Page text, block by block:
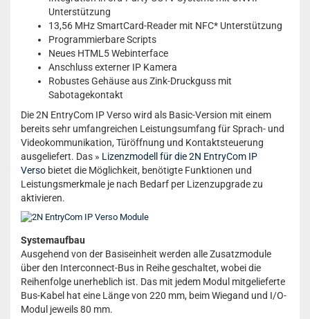
Unterstützung
13,56 MHz SmartCard-Reader mit NFC* Unterstützung
Programmierbare Scripts
Neues HTML5 Webinterface
Anschluss externer IP Kamera
Robustes Gehäuse aus Zink-Druckguss mit
Sabotagekontakt
Die 2N EntryCom IP Verso wird als Basic-Version mit einem
bereits sehr umfangreichen Leistungsumfang für Sprach- und
Videokommunikation, Türöffnung und Kontaktsteuerung
ausgeliefert. Das » Lizenzmodell für die 2N EntryCom IP
Verso bietet die Möglichkeit, benötigte Funktionen und
Leistungsmerkmale je nach Bedarf per Lizenzupgrade zu
aktivieren.
Systemaufbau
Ausgehend von der Basiseinheit werden alle Zusatzmodule
über den Interconnect-Bus in Reihe geschaltet, wobei die
Reihenfolge unerheblich ist. Das mit jedem Modul mitgelieferte
Bus-Kabel hat eine Länge von 220 mm, beim Wiegand und I/O-
Modul jeweils 80 mm.